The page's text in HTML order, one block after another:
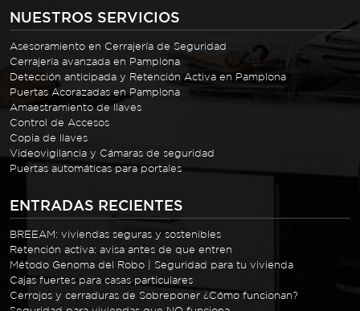
NUESTROS SERVICIOS
Asesoramiento en Cerrajería de Seguridad
Cerrajería avanzada en Pamplona
Detección anticipada y Retención Activa en Pamplona
Puertas Acorazadas en Pamplona
Amaestramiento de llaves
Control de Accesos
Copia de llaves
Videovigilancia y Cámaras de seguridad
Puertas automáticas para portales
ENTRADAS RECIENTES
BREEAM: viviendas seguras y sostenibles
Retención activa: avisa antes de que entren
Método Genoma del Robo | Seguridad para tu vivienda
Cajas fuertes para casas particulares
Cerrojos y cerraduras de Sobreponer ¿Cómo funcionan?